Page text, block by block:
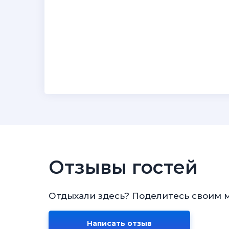
Отзывы гостей
Отдыхали здесь? Поделитесь своим
Написать отзыв